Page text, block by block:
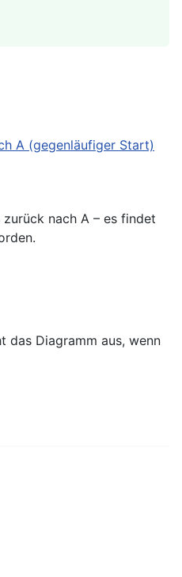
nach A – es findet
das Diagramm aus, wenn